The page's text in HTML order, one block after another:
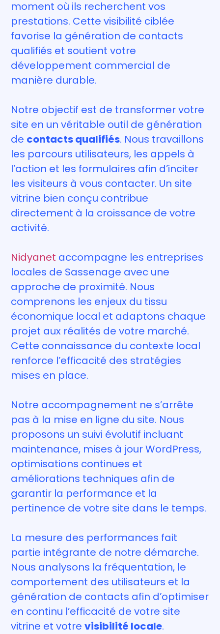
moment où ils recherchent vos
prestations. Cette visibilité ciblée
favorise la génération de contacts
qualifiés et soutient votre
développement commercial de
manière durable.
Notre objectif est de transformer votre
site en un véritable outil de génération
de contacts qualifiés. Nous travaillons
les parcours utilisateurs, les appels à
l’action et les formulaires afin d’inciter
les visiteurs à vous contacter. Un site
vitrine bien conçu contribue
directement à la croissance de votre
activité.
Nidyanet accompagne les entreprises
locales de Sassenage avec une
approche de proximité. Nous
comprenons les enjeux du tissu
économique local et adaptons chaque
projet aux réalités de votre marché.
Cette connaissance du contexte local
renforce l’efficacité des stratégies
mises en place.
Notre accompagnement ne s’arrête
pas à la mise en ligne du site. Nous
proposons un suivi évolutif incluant
maintenance, mises à jour WordPress,
optimisations continues et
améliorations techniques afin de
garantir la performance et la
pertinence de votre site dans le temps.
La mesure des performances fait
partie intégrante de notre démarche.
Nous analysons la fréquentation, le
comportement des utilisateurs et la
génération de contacts afin d’optimiser
en continu l’efficacité de votre site
vitrine et votrevisibilité locale.